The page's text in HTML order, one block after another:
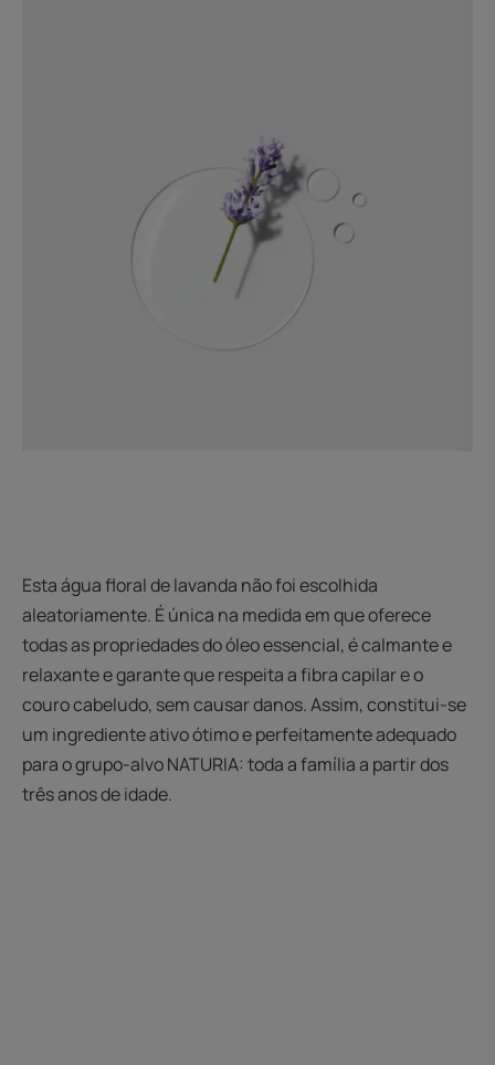
Esta água floral de lavanda não foi escolhida
aleatoriamente. É única na medida em que oferece
todas as propriedades do óleo essencial, é calmante e
relaxante e garante que respeita a fibra capilar e o
couro cabeludo, sem causar danos. Assim, constitui-se
um ingrediente ativo ótimo e perfeitamente adequado
para o grupo-alvo NATURIA: toda a família a partir dos
três anos de idade.